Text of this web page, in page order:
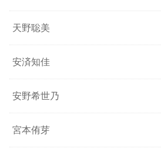
天野聡美
安済知佳
安野希世乃
宮本侑芽